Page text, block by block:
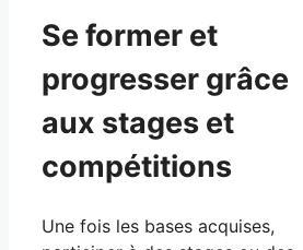
Se former et
progresser grâce
aux stages et
compétitions
Une fois les bases acquises,